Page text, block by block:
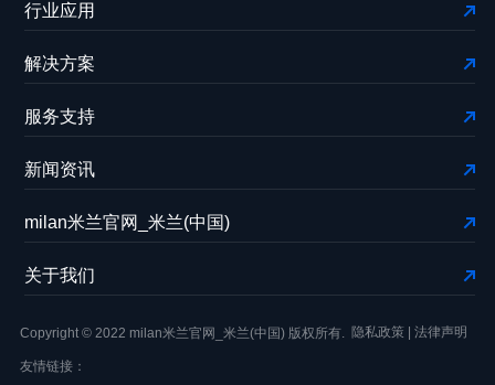
行业应用
解决方案
服务支持
新闻资讯
milan米兰官网_米兰(中国)
关于我们
Copyright © 2022 milan米兰官网_米兰(中国) 版权所有. 隐私政策| 法律声明
友情链接：